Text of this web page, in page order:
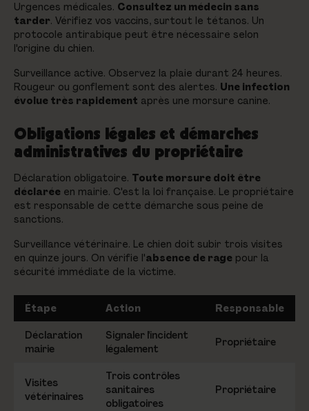
Urgences médicales. Consultez un médecin sans
tarder. Vérifiez vos vaccins, surtout le tétanos. Un
protocole antirabique peut être nécessaire selon
l'origine du chien.
Surveillance active. Observez la plaie durant 24 heures.
Rougeur ou gonflement sont des alertes. Une infection
évolue très rapidement après une morsure canine.
Obligations légales et démarches
administratives du propriétaire
Déclaration obligatoire. Toute morsure doit être
déclarée en mairie. C'est la loi française. Le propriétaire
est responsable de cette démarche sous peine de
sanctions.
Surveillance vétérinaire. Le chien doit subir trois visites
en quinze jours. On vérifie l'absence de rage pour la
sécurité immédiate de la victime.
Étape Action Responsable
Déclaration
mairie
Signaler l'incident
légalement
Propriétaire
Visites
vétérinaires
Trois contrôles
sanitaires
obligatoires
Propriétaire